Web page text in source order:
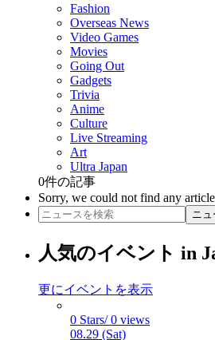
Fashion
Overseas News
Video Games
Movies
Going Out
Gadgets
Trivia
Anime
Culture
Live Streaming
Art
Ultra Japan
0件の記事
Sorry, we could not find any
ニ
人気のイベント in
更にイベントを表示
0 Stars/ 0 views
08.29 (Sat)